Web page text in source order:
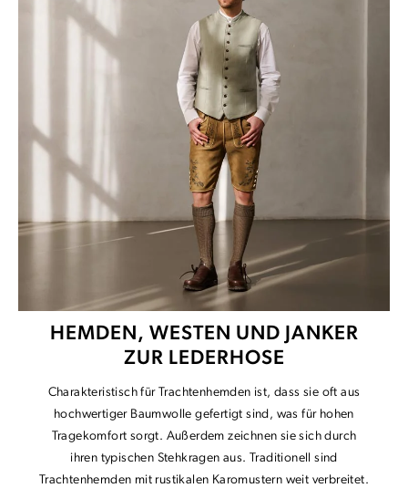
HEMDEN, WESTEN UND JANKER
ZUR LEDERHOSE
Charakteristisch für Trachtenhemden ist, dass sie oft aus
hochwertiger Baumwolle gefertigt sind, was für hohen
Tragekomfort sorgt. Außerdem zeichnen sie sich durch
ihren typischen Stehkragen aus. Traditionell sind
Trachtenhemden mit rustikalen Karomustern weit verbreitet.